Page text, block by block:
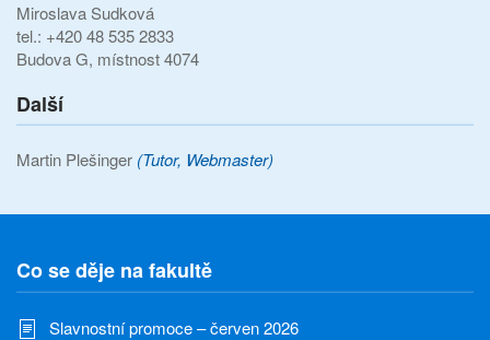
Miroslava Sudková
tel.: +420 48 535 2833
Budova G, místnost 4074
Další
Martin Plešinger (Tutor, Webmaster)
Co se děje na fakultě
Slavnostní promoce – červen 2026